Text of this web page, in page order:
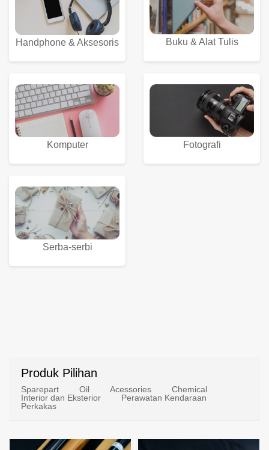
Handphone & Aksesoris Buku & Alat Tulis
Komputer Fotografi
Serba-serbi
Produk Pilihan
Sparepart Oil Acessories
Chemical
Interior dan Eksterior
Perawatan Kendaraan
Perkakas